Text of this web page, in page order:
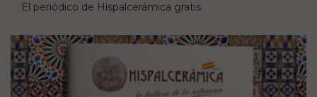
El periódico de Hispalcerámica gratis